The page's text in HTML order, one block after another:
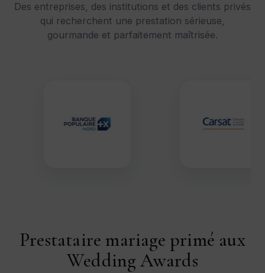
Des entreprises, des institutions et des clients privés
qui recherchent une prestation sérieuse,
gourmande et parfaitement maîtrisée.
Prestataire mariage primé aux
Wedding Awards